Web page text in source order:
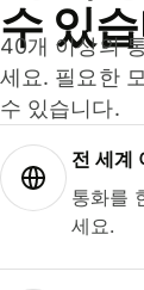
수 있
40개 이상의
세요. 필요한
수 있습니다.
전 세계
통화를
세요.